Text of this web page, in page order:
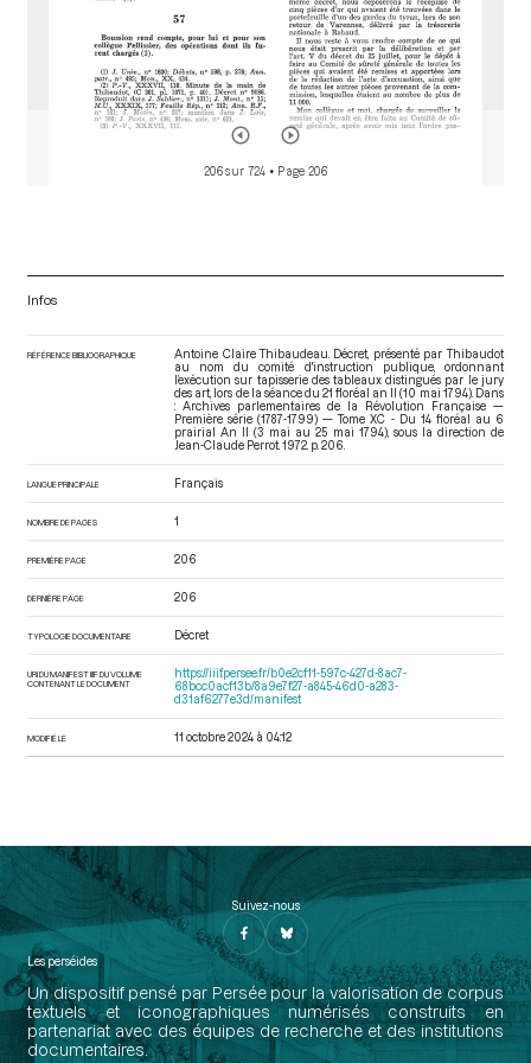
206 sur 724 • Page 206
Infos
RÉFÉRENCE BIBLIOGRAPHIQUE
Antoine Claire Thibaudeau. Décret, présenté par Thibaudot
au nom du comité d'instruction publique, ordonnant
l’exécution sur tapisserie des tableaux distingués par le jury
des art, lors de la séance du 21 floréal an II (10 mai 1794). Dans
: Archives parlementaires de la Révolution Française —
Première série (1787-1799) — Tome XC - Du 14 floréal au 6
prairial An II (3 mai au 25 mai 1794), sous la direction de
Jean-Claude Perrot. 1972. p. 206.
LANGUE PRINCIPALE Français
NOMBRE DE PAGES 1
PREMIÈRE PAGE 206
DERNIÈRE PAGE 206
TYPOLOGIE DOCUMENTAIRE Décret
URI DU MANIFEST IIIF DU VOLUME
CONTENANT LE DOCUMENT
https://iiif.persee.fr/b0e2cf11-597c-427d-8ac7-
68bcc0acf13b/8a9e7f27-a845-46d0-a283-
d31af6277e3d/manifest
MODIFIÉ LE 11 octobre 2024 à 04:12
Suivez-nous
Les perséides
Un dispositif pensé par Persée pour la valorisation de corpus
textuels et iconographiques numérisés construits en
partenariat avec des équipes de recherche et des institutions
documentaires.